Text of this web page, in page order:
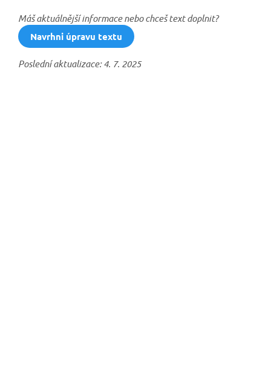
Máš aktuálnější informace nebo chceš text doplnit?
Navrhni úpravu textu
Poslední aktualizace: 4. 7. 2025